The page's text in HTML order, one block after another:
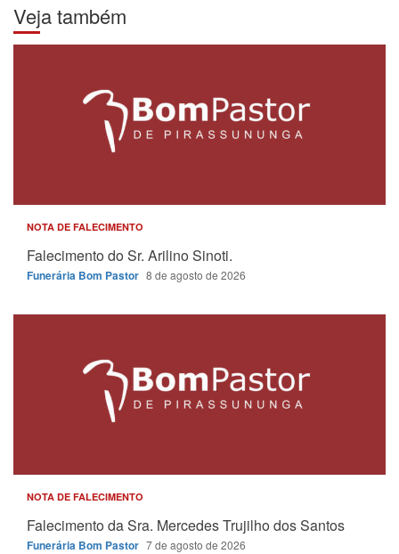
Veja também
NOTA DE FALECIMENTO
Falecimento do Sr. Arilino Sinoti.
Funerária Bom Pastor 8 de agosto de 2026
NOTA DE FALECIMENTO
Falecimento da Sra. Mercedes Trujilho dos Santos
Funerária Bom Pastor 7 de agosto de 2026